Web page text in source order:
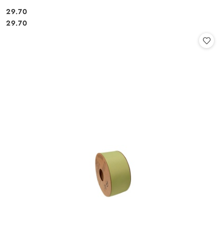
Cena:
29.70
Cena:
29.70